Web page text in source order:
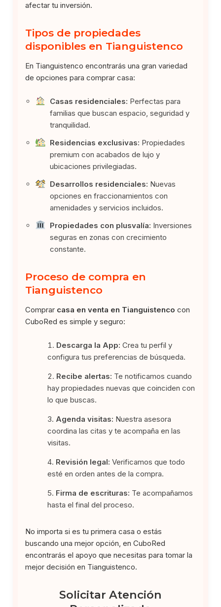
afectar tu inversión.
Tipos de propiedades
disponibles en Tianguistenco
En Tianguistenco encontrarás una gran variedad
de opciones para comprar casa:
Casas residenciales: Perfectas para
familias que buscan espacio, seguridad y
tranquilidad.
Residencias exclusivas: Propiedades
premium con acabados de lujo y
ubicaciones privilegiadas.
Desarrollos residenciales: Nuevas
opciones en fraccionamientos con
amenidades y servicios incluidos.
Propiedades con plusvalía: Inversiones
seguras en zonas con crecimiento
constante.
Proceso de compra en
Tianguistenco
Comprar casa en venta en Tianguistenco con
CuboRed es simple y seguro:
Descarga la App: Crea tu perfil y
configura tus preferencias de búsqueda.
Recibe alertas: Te notificamos cuando
hay propiedades nuevas que coinciden con
lo que buscas.
Agenda visitas: Nuestra asesora
coordina las citas y te acompaña en las
visitas.
Revisión legal: Verificamos que todo
esté en orden antes de la compra.
Firma de escrituras: Te acompañamos
hasta el final del proceso.
No importa si es tu primera casa o estás
buscando una mejor opción, en CuboRed
encontrarás el apoyo que necesitas para tomar la
mejor decisión en Tianguistenco.
Solicitar Atención